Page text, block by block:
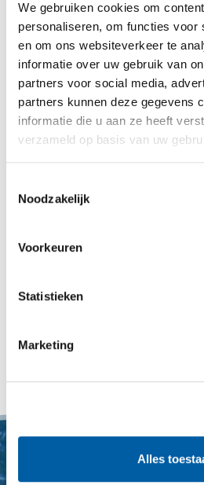
We gebruiken cookies om
personaliseren, om functies voor
en om ons websiteverkeer te
informatie over uw gebruik van
partners voor social media,
partners kunnen deze gegevens
informatie die u aan ze heeft
verzameld op basis van uw
Noodzakelijk
Voorkeuren
Statistieken
Marketing
Alles
Hulpprogramma
van
Als je advertentie niet naar
meerdere redenen hebben.
apart hulpprogramma waarin je
reden is dat je advertentie niet
van het zoekwoord aan te
eerst deAd Preview tool van
afgekeurd en kan je gerichter
dat al nodig is.
« Toegang verlenen Google